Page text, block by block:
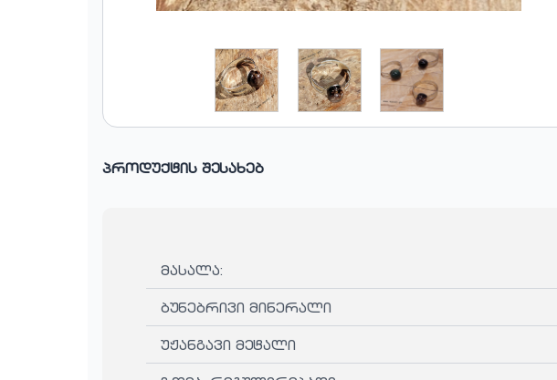
პროდუქტის შესახებ
მასალა:
ბუნებრივი მინერალი
უჟანგავი მეტალი